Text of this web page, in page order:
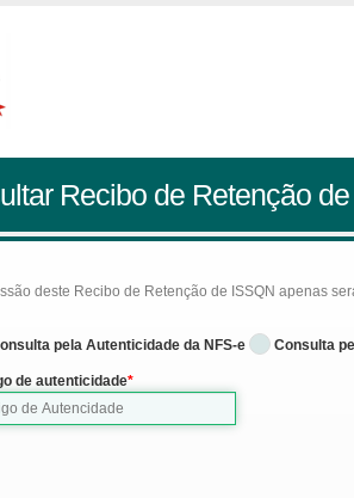
Recibo de Retenção
deste Recibo de Retenção de ISSQN apenas
pela Autenticidade da NFS-e Consulta
de autenticidade